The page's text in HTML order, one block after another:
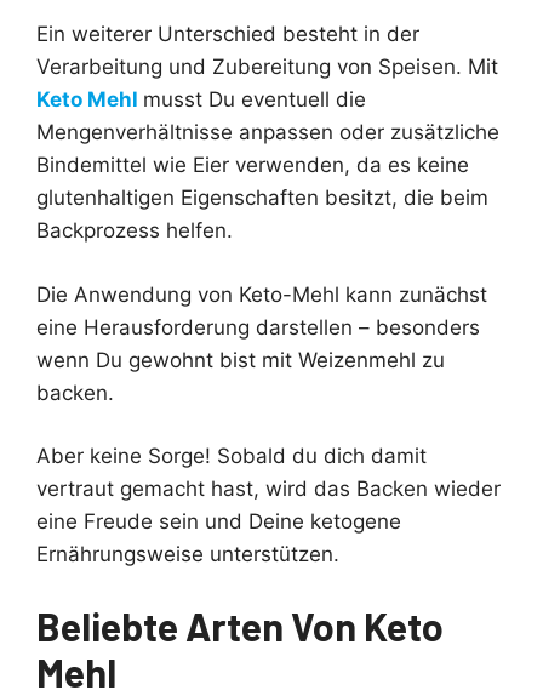
Ein weiterer Unterschied besteht in der
Verarbeitung und Zubereitung von Speisen. Mit
Keto Mehl musst Du eventuell die
Mengenverhältnisse anpassen oder zusätzliche
Bindemittel wie Eier verwenden, da es keine
glutenhaltigen Eigenschaften besitzt, die beim
Backprozess helfen.
Die Anwendung von Keto-Mehl kann zunächst
eine Herausforderung darstellen – besonders
wenn Du gewohnt bist mit Weizenmehl zu
backen.
Aber keine Sorge! Sobald du dich damit
vertraut gemacht hast, wird das Backen wieder
eine Freude sein und Deine ketogene
Ernährungsweise unterstützen.
Beliebte Arten Von Keto
Mehl